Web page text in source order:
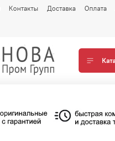
Контакты Доставка Оплата